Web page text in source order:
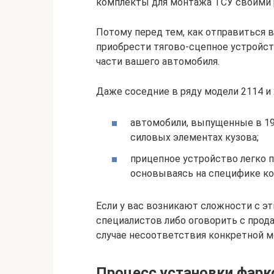
Потому перед тем, как отправиться
приобрести тягово-сцепное
части вашего автомобиля.
Даже соседние в ряду модели 2114 и
автомобили, выпущенные в
силовых элементах кузова;
прицепное устройство легко
основываясь на специфике
Если у вас возникают сложности с
специалистов либо оговорить с
случае несоответствия конкретной